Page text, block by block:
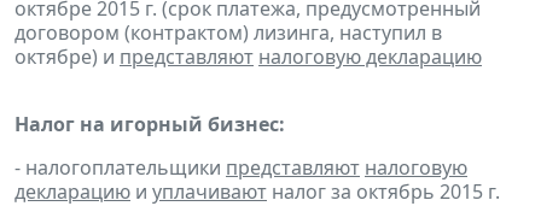
октябре 2015 г. (срок платежа, предусмотренный
договором (контрактом) лизинга, наступил в
октябре) и представляют налоговую декларацию
Налог на игорный бизнес:
- налогоплательщики представляют налоговую
декларацию и уплачивают налог за октябрь 2015 г.